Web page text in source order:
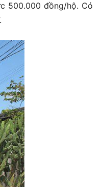
500.000 đồng/hộ. Có